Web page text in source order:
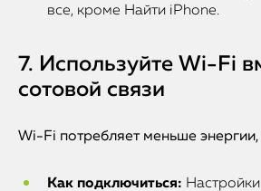
все, кроме Найти iPhone.
7. Используйте Wi-Fi
сотовой связи
Wi-Fi потребляет меньше энергии,
Как подключиться: